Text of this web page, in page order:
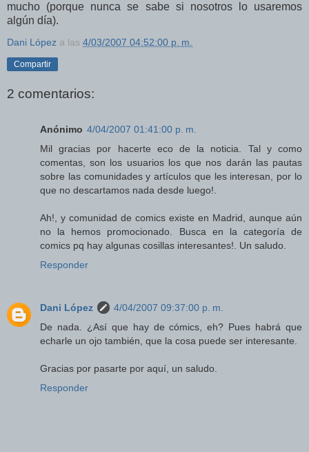
mucho (porque nunca se sabe si nosotros lo usaremos
algún día).
Dani López a las 4/03/2007 04:52:00 p. m.
Compartir
2 comentarios:
Anónimo 4/04/2007 01:41:00 p. m.
Mil gracias por hacerte eco de la noticia. Tal y como
comentas, son los usuarios los que nos darán las pautas
sobre las comunidades y artículos que les interesan, por lo
que no descartamos nada desde luego!.
Ah!, y comunidad de comics existe en Madrid, aunque aún
no la hemos promocionado. Busca en la categoría de
comics pq hay algunas cosillas interesantes!. Un saludo.
Responder
Dani López
4/04/2007 09:37:00 p. m.
De nada. ¿Así que hay de cómics, eh? Pues habrá que
echarle un ojo también, que la cosa puede ser interesante.
Gracias por pasarte por aquí, un saludo.
Responder